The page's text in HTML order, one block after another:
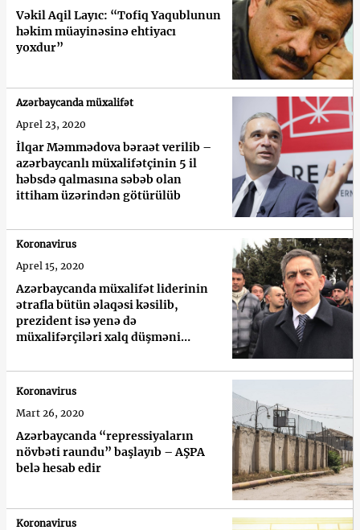
Vəkil Aqil Layıc: “Tofiq Yaqublunun
həkim müayinəsinə ehtiyacı
yoxdur”
İlqar Məmmədova bəraət verilib –
azərbaycanlı müxalifətçinin 5 il
həbsdə qalmasına səbəb olan
ittiham üzərindən götürülüb
Azərbaycanda müxalifət
Aprel 23, 2020
Azərbaycanda müxalifət liderinin
ətrafla bütün əlaqəsi kəsilib,
prezident isə yenə də
müxalifərçiləri xalq düşməni
Koronavirus
Aprel 15, 2020
Azərbaycanda “repressiyaların
növbəti raundu” başlayıb – AŞPA
belə hesab edir
Koronavirus
Mart 26, 2020
Koronavirus